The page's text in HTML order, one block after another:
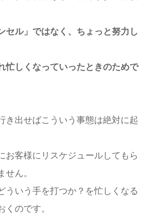
セル」ではなく、ちょっと努力し
忙しくなっていったときのためで
き出せばこういう事態は絶対に起
お客様にリスケジュールしてもら
せん。
ういう手を打つか？を忙しくなる
くのです。